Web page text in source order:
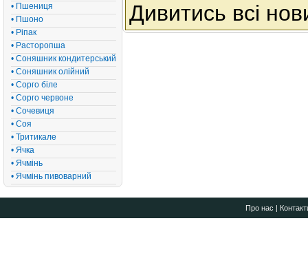
• Пшениця
• Пшоно
• Ріпак
• Расторопша
• Соняшник кондитерський
• Соняшник олійний
• Сорго біле
• Сорго червоне
• Сочевиця
• Соя
• Тритикале
• Ячка
• Ячмінь
• Ячмінь пивоварний
Дивитись всі
Про нас |